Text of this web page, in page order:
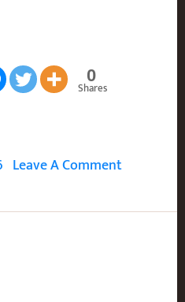
0
Shares
Leave A Comment